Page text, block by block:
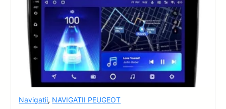
Navigatii, NAVIGATII PEUGEOT